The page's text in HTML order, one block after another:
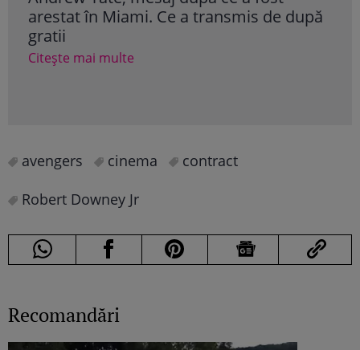
arestat în Miami. Ce a transmis de după
gratii
Citește mai multe
avengers cinema
contract
Robert Downey Jr
Recomandări